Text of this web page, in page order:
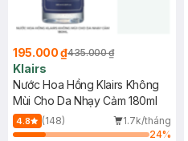
195.000 ₫435.000 ₫
Klairs
Nước Hoa Hồng Klairs Không
Mùi Cho Da Nhạy Cảm 180ml
4.8 (148)
1.7k/tháng
24%